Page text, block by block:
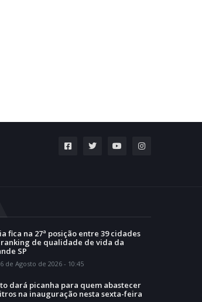
fica na 27ª posição entre 39 cidades
ranking de qualidade de vida da
SP
de Agosto de 2026 - 10:45
dará picanha para quem abastecer
na inauguração nesta sexta-feira